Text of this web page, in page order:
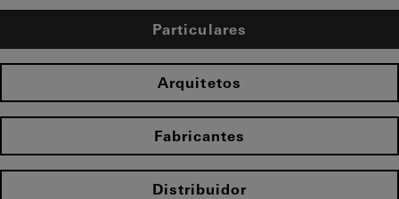
Particulares
Arquitetos
Fabricantes
Distribuidor